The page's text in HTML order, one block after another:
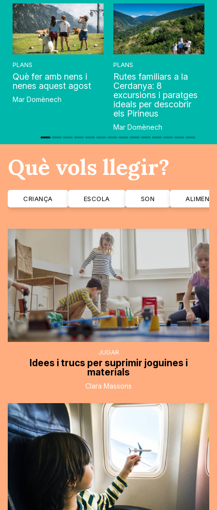
PLANS
Què fer amb nens i
nenes aquest agost
Mar Domènech
PLANS
Rutes familiars a la
Cerdanya: 8
excursions i paratges
ideals per descobrir
els Pirineus
Mar Domènech
Què vols llegir?
CRIANÇA ESCOLA SON
JUGAR
Idees i trucs per suprimir joguines i
materials
Clara Massons